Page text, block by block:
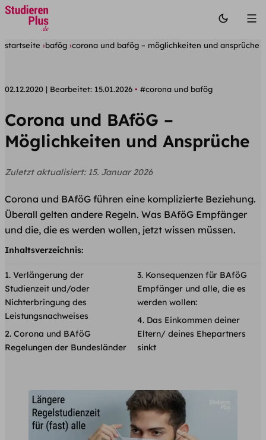
startseite bafög corona und bafög – möglichkeiten und ansprüche
02.12.2020 Bearbeitet: 15.01.2026 #corona und bafög
Corona und BAföG –
Möglichkeiten und Ansprüche
Zuletzt aktualisiert: 15. Januar 2026
Corona und BAföG führen eine komplizierte Beziehung.
Überall gelten andere Regeln. Was BAföG Empfänger
und die, die es werden wollen, jetzt wissen müssen.
Inhaltsverzeichnis:
Verlängerung der
Studienzeit und/oder
Nichterbringung des
Leistungsnachweises
Corona und BAföG
Regelungen der Bundesländer
Konsequenzen für BAföG
Empfänger und alle, die es
werden wollen:
Das Einkommen deiner
Eltern/ deines Ehepartners
sinkt